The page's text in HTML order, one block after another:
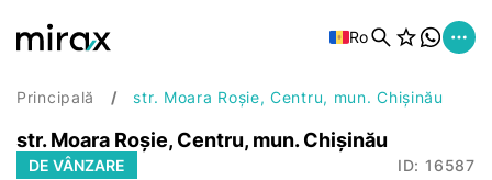
Ro
Principală str. Moara Roșie, Centru, mun. Chișinău
str. Moara Roșie, Centru, mun. Chișinău
DE VÂNZARE ID: 16587